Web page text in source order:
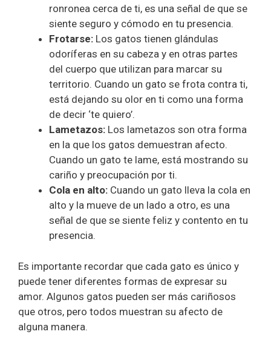
ronronea cerca de ti, es una señal de que se
siente seguro y cómodo en tu presencia.
Frotarse: Los gatos tienen glándulas
odoríferas en su cabeza y en otras partes
del cuerpo que utilizan para marcar su
territorio. Cuando un gato se frota contra ti,
está dejando su olor en ti como una forma
de decir ‘te quiero’.
Lametazos: Los lametazos son otra forma
en la que los gatos demuestran afecto.
Cuando un gato te lame, está mostrando su
cariño y preocupación por ti.
Cola en alto: Cuando un gato lleva la cola en
alto y la mueve de un lado a otro, es una
señal de que se siente feliz y contento en tu
presencia.
Es importante recordar que cada gato es único y
puede tener diferentes formas de expresar su
amor. Algunos gatos pueden ser más cariñosos
que otros, pero todos muestran su afecto de
alguna manera.